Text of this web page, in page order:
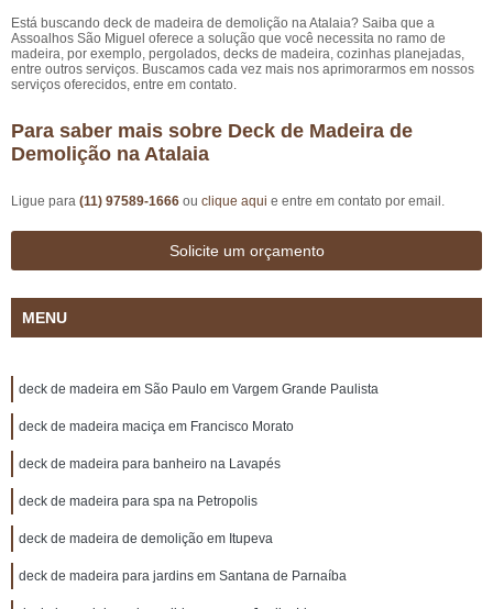
Está buscando deck de madeira de demolição na Atalaia? Saiba que a
Assoalhos São Miguel oferece a solução que você necessita no ramo de
madeira, por exemplo, pergolados, decks de madeira, cozinhas planejadas,
entre outros serviços. Buscamos cada vez mais nos aprimorarmos em nossos
serviços oferecidos, entre em contato.
Para saber mais sobre Deck de Madeira de
Demolição na Atalaia
Ligue para (11) 97589-1666 ou clique aqui e entre em contato por email.
Solicite um orçamento
MENU
deck de madeira em São Paulo em Vargem Grande Paulista
deck de madeira maciça em Francisco Morato
deck de madeira para banheiro na Lavapés
deck de madeira para spa na Petropolis
deck de madeira de demolição em Itupeva
deck de madeira para jardins em Santana de Parnaíba